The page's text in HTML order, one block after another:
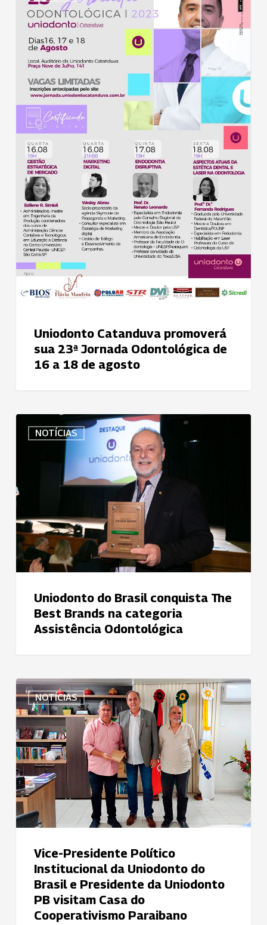
promoverá
sua
23ª
Jornada
16
18
agosto
Uniodonto Catanduva promoverá
sua 23ª Jornada Odontológica de
16 a 18 de agosto
NOTÍCIAS
Best
na
categoria
Assistência
Odontológica
Uniodonto do Brasil conquista The
Best Brands na categoria
Assistência Odontológica
NOTÍCIAS
Vice-
Presidente
Político
Institucional
da
Uniodonto
do
Brasil
e
Presidente
Uniodonto
visitam
Casa
Vice-Presidente Político
Institucional da Uniodonto do
Brasil e Presidente da Uniodonto
PB visitam Casa do
Cooperativismo Paraibano